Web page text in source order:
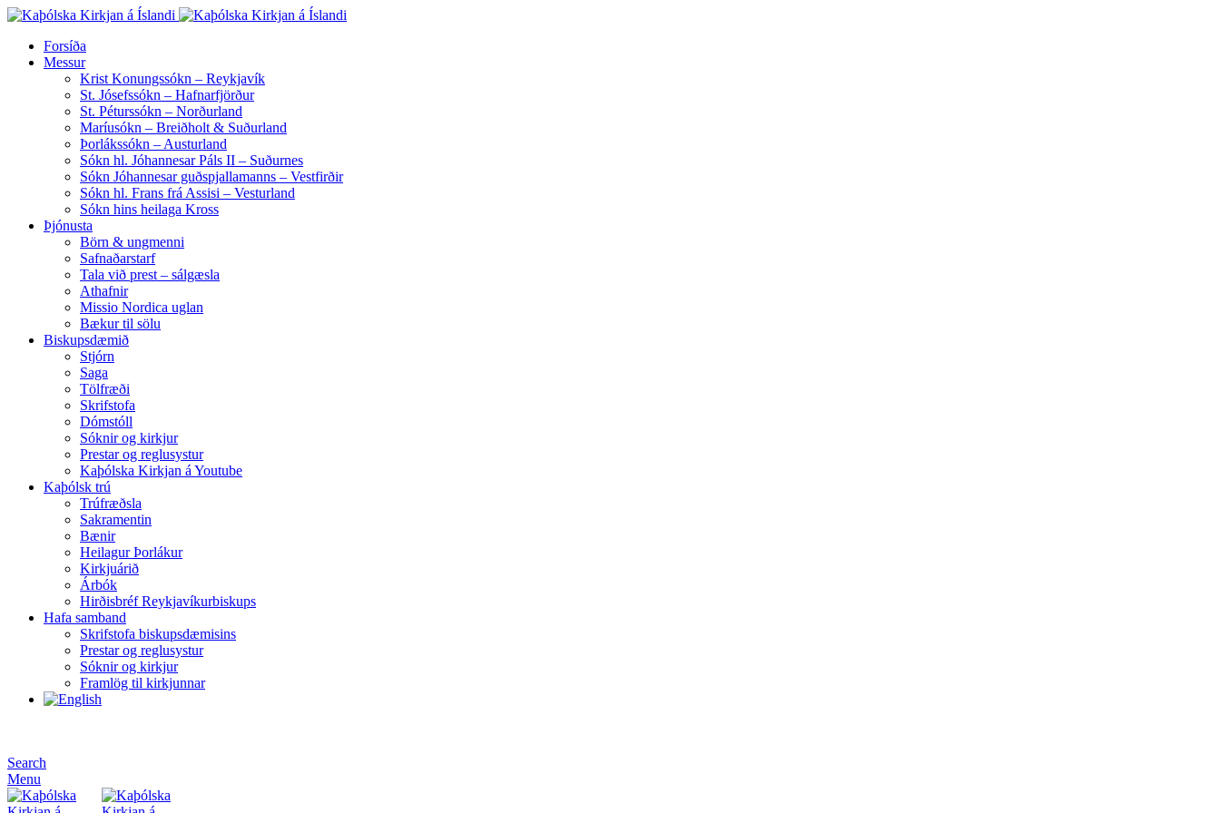
Forsíða
Messur
Krist Konungssókn – Reykjavík
St. Jósefssókn – Hafnarfjörður
St. Péturssókn – Norðurland
Maríusókn – Breiðholt & Suðurland
Þorlákssókn – Austurland
Sókn hl. Jóhannesar Páls II – Suðurnes
Sókn Jóhannesar guðspjallamanns – Vestfirðir
Sókn hl. Frans frá Assisi – Vesturland
Sókn hins heilaga Kross
Þjónusta
Börn & ungmenni
Safnaðarstarf
Tala við prest – sálgæsla
Athafnir
Missio Nordica uglan
Bækur til sölu
Biskupsdæmið
Stjórn
Saga
Tölfræði
Skrifstofa
Dómstóll
Sóknir og kirkjur
Prestar og reglusystur
Kaþólska Kirkjan á Youtube
Kaþólsk trú
Trúfræðsla
Sakramentin
Bænir
Heilagur Þorlákur
Kirkjuárið
Árbók
Hirðisbréf Reykjavíkurbiskups
Hafa samband
Skrifstofa biskupsdæmisins
Prestar og reglusystur
Sóknir og kirkjur
Framlög til kirkjunnar
Search
Menu